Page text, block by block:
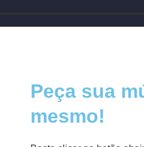
Peça sua
mesmo!